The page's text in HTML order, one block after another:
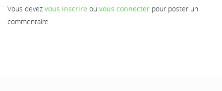
Vous devez vous inscrire ou vous connecter pour poster un
commentaire